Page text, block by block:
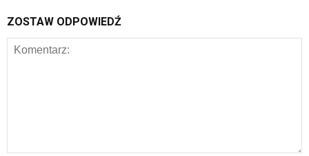
ZOSTAW ODPOWIEDŹ